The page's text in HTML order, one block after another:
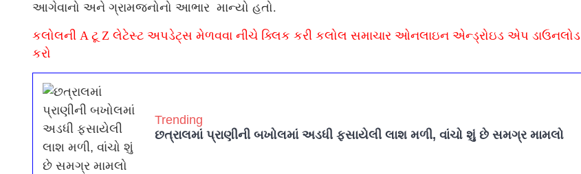
આગેવાનો અને ગ્રામજનોનો આભાર માન્યો હતો.
કલોલની A ટૂ Z લેટેસ્ટ અપડેટ્સ મેળવવા નીચે ક્લિક કરી કલોલ સમાચાર ઓનલાઇન એન્ડ્રોઇડ એપ ડાઉનલોડ
કરો
Trending
છત્રાલમાં પ્રાણીની બખોલમાં અડધી ફસાયેલી લાશ મળી, વાંચો શું છે સમગ્ર મામલો